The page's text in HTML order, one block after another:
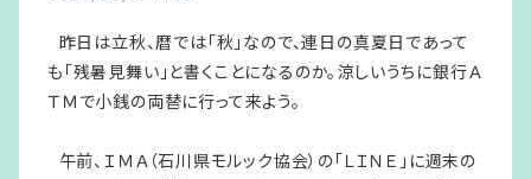
昨日は立秋、暦では「秋」なので、連日の真夏日であって
も「残暑見舞い」と書くことになるのか。涼しいうちに銀行Ａ
ＴＭで小銭の両替に行って来よう。
午前、ＩＭＡ（石川県モルック協会）の「ＬＩＮＥ」に週末の